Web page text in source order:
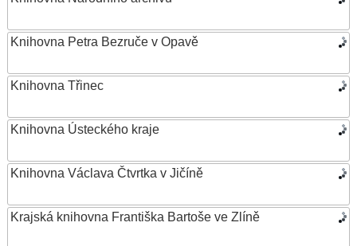
Knihovna Petra Bezruče v Opavě
Knihovna Třinec
Knihovna Ústeckého kraje
Knihovna Václava Čtvrtka v Jičíně
Krajská knihovna Františka Bartoše ve Zlíně